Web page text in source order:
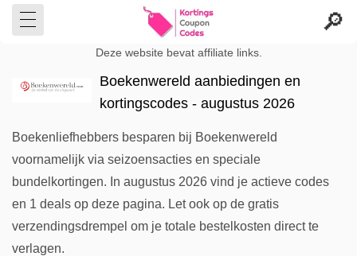
Deze website bevat affiliate links.
Boekenwereld aanbiedingen en
kortingscodes - augustus 2026
Boekenliefhebbers besparen bij Boekenwereld
voornamelijk via seizoensacties en speciale
bundelkortingen. In augustus 2026 vind je actieve codes
en 1 deals op deze pagina. Let ook op de gratis
verzendingsdrempel om je totale bestelkosten direct te
verlagen.